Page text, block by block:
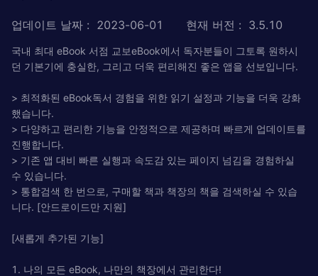
업데이트 날짜 : 2023-06-01 현재 버전 : 3.5.10
국내 최대 eBook 서점 교보eBook에서 독자분들이 그토록 원하시
던 기본기에 충실한, 그리고 더욱 편리해진 좋은 앱을 선보입니다.
> 최적화된 eBook독서 경험을 위한 읽기 설정과 기능을 더욱 강화
했습니다.
> 다양하고 편리한 기능을 안정적으로 제공하며 빠르게 업데이트를
진행합니다.
> 기존 앱 대비 빠른 실행과 속도감 있는 페이지 넘김을 경험하실
수 있습니다.
> 통합검색 한 번으로, 구매할 책과 책장의 책을 검색하실 수 있습
니다. [안드로이드만 지원]
[새롭게 추가된 기능]
1. 나의 모든 eBook, 나만의 책장에서 관리한다!